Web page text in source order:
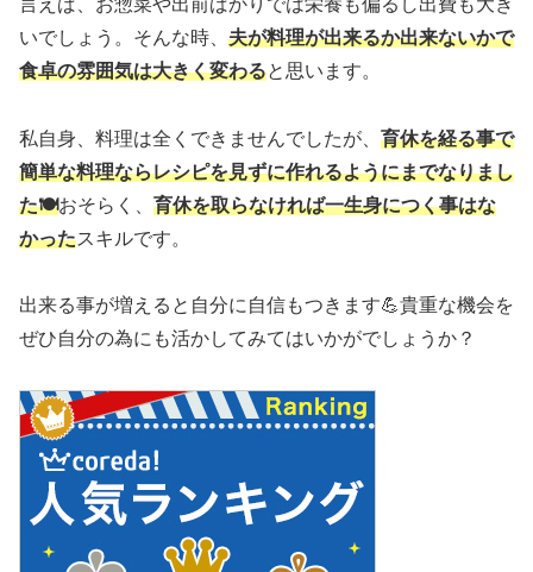
いでしょう。そんな時、 夫が料理が出来るか出来ないかで
食卓の雰囲気は大きく変わると思います。
私自身、料理は全くできませんでしたが、 育休を経る事で
簡単な料理ならレシピを見ずに作れるようにまでなりまし
た🍽おそらく、 育休を取らなければ一生身につく事はな
かったスキルです。
出来る事が増えると自分に自信もつきます💪貴重な機会を
ぜひ自分の為にも活かしてみてはいかがでしょうか？